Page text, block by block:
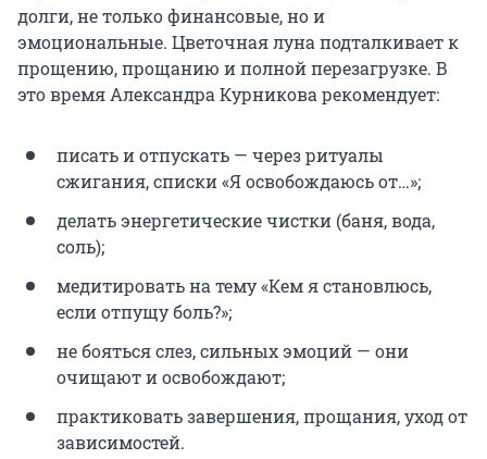
долги, не только финансовые, но и
эмоциональные. Цветочная луна подталкивает к
прощению, прощанию и полной перезагрузке. В
это время Александра Курникова рекомендует:
писать и отпускать — через ритуалы
сжигания, списки «Я освобождаюсь от…»;
делать энергетические чистки (баня, вода,
соль);
медитировать на тему «Кем я становлюсь,
если отпущу боль?»;
не бояться слез, сильных эмоций — они
очищают и освобождают;
практиковать завершения, прощания, уход от
зависимостей.